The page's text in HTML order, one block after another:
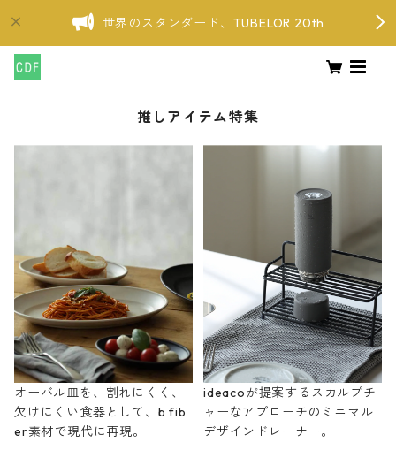
世界のスタンダード、TUBELOR 20th
推しアイテム特集
オーバル皿を、割れにくく、
欠けにくい食器として、b fib
er素材で現代に再現。
ideacoが提案するスカルプチ
ャーなアプローチのミニマル
デザインドレーナー。